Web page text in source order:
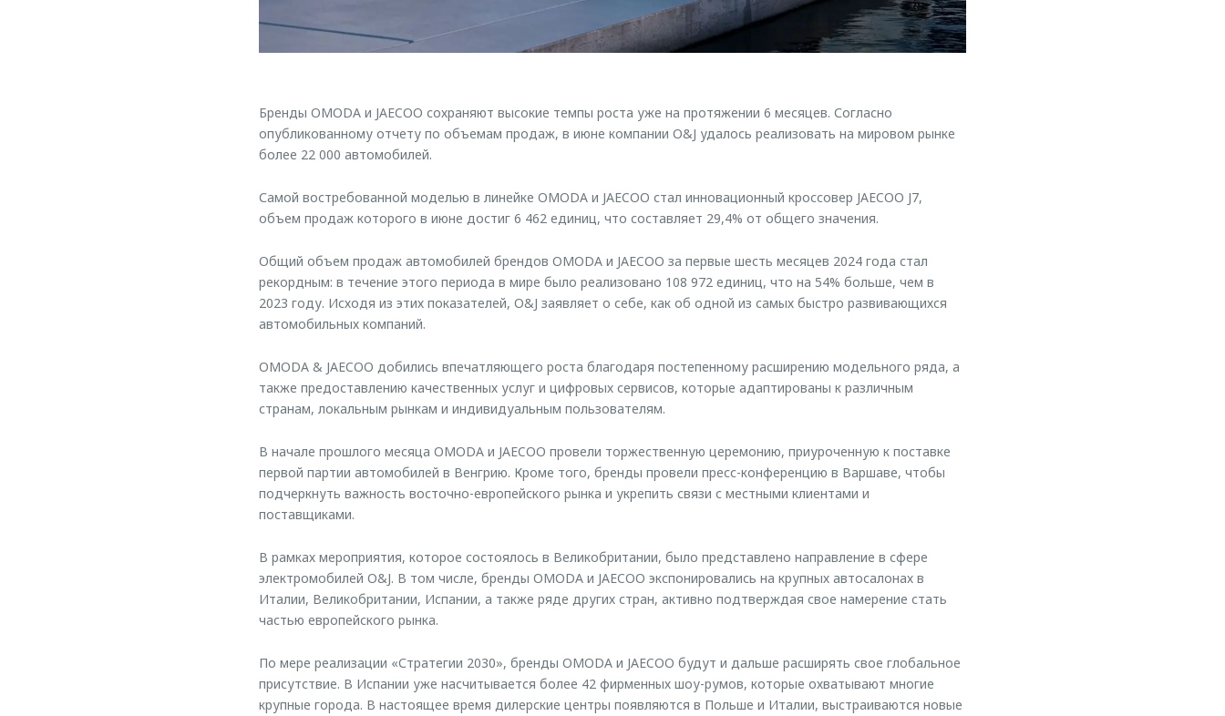
Бренды OMODA и JAECOO сохраняют высокие темпы роста уже на протяжении 6 месяцев. Согласно
опубликованному отчету по объемам продаж, в июне компании O&J удалось реализовать на мировом рынке
более 22 000 автомобилей.
Самой востребованной моделью в линейке OMODA и JAECOO стал инновационный кроссовер JAECOO J7,
объем продаж которого в июне достиг 6 462 единиц, что составляет 29,4% от общего значения.
Общий объем продаж автомобилей брендов OMODA и JAECOO за первые шесть месяцев 2024 года стал
рекордным: в течение этого периода в мире было реализовано 108 972 единиц, что на 54% больше, чем в
2023 году. Исходя из этих показателей, O&J заявляет о себе, как об одной из самых быстро развивающихся
автомобильных компаний.
OMODA & JAECOO добились впечатляющего роста благодаря постепенному расширению модельного ряда, а
также предоставлению качественных услуг и цифровых сервисов, которые адаптированы к различным
странам, локальным рынкам и индивидуальным пользователям.
В начале прошлого месяца OMODA и JAECOO провели торжественную церемонию, приуроченную к поставке
первой партии автомобилей в Венгрию. Кроме того, бренды провели пресс-конференцию в Варшаве, чтобы
подчеркнуть важность восточно-европейского рынка и укрепить связи с местными клиентами и
поставщиками.
В рамках мероприятия, которое состоялось в Великобритании, было представлено направление в сфере
электромобилей O&J. В том числе, бренды OMODA и JAECOO экспонировались на крупных автосалонах в
Италии, Великобритании, Испании, а также ряде других стран, активно подтверждая свое намерение стать
частью европейского рынка.
По мере реализации «Стратегии 2030», бренды OMODA и JAECOO будут и дальше расширять свое глобальное
присутствие. В Испании уже насчитывается более 42 фирменных шоу-румов, которые охватывают многие
крупные города. В настоящее время дилерские центры появляются в Польше и Италии, выстраиваются новые